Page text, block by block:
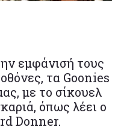
εμφάνισή τους
τα Goonies
με το σίκουελ
όπως λέει ο
Donner.